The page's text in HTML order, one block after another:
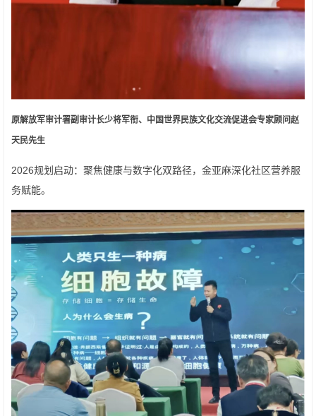
原解放军审计署副审计长少将军衔、中国世界民族文化交流促进会专家顾问赵
天民先生
2026规划启动：聚焦健康与数字化双路径，金亚麻深化社区营养服
务赋能。